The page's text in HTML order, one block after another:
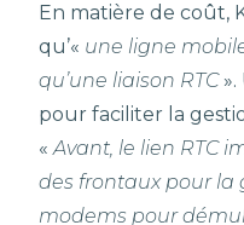
En matière de coût,
qu’« une ligne
qu’une liaison RTC».
pour faciliter la
«Avant, le lien RTC
des frontaux pour la
modems pour